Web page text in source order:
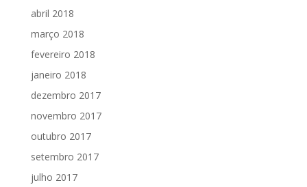
abril 2018
março 2018
fevereiro 2018
janeiro 2018
dezembro 2017
novembro 2017
outubro 2017
setembro 2017
julho 2017